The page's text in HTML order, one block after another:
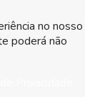
no nosso
poderá não